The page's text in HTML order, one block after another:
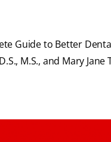
Guide to Better
M.S., and Mary Jane